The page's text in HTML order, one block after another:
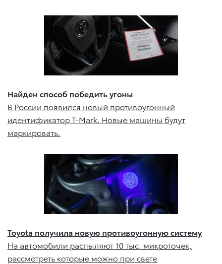
Найден способ победить угоны
В России появился новый противоугонный
идентификатор T-Mark. Новые машины будут
маркировать.
Toyota получила новую противоугонную систему
На автомобили распыляют 10 тыс. микроточек,
рассмотреть которые можно при свете